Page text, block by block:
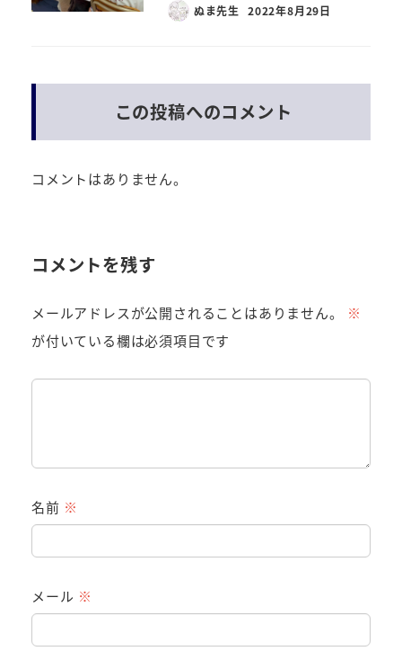
ぬま先生 2022年8月29日
この投稿へのコメント
コメントはありません。
コメントを残す
メールアドレスが公開されることはありません。
※
が付いている欄は必須項目です
名前 ※
メール ※